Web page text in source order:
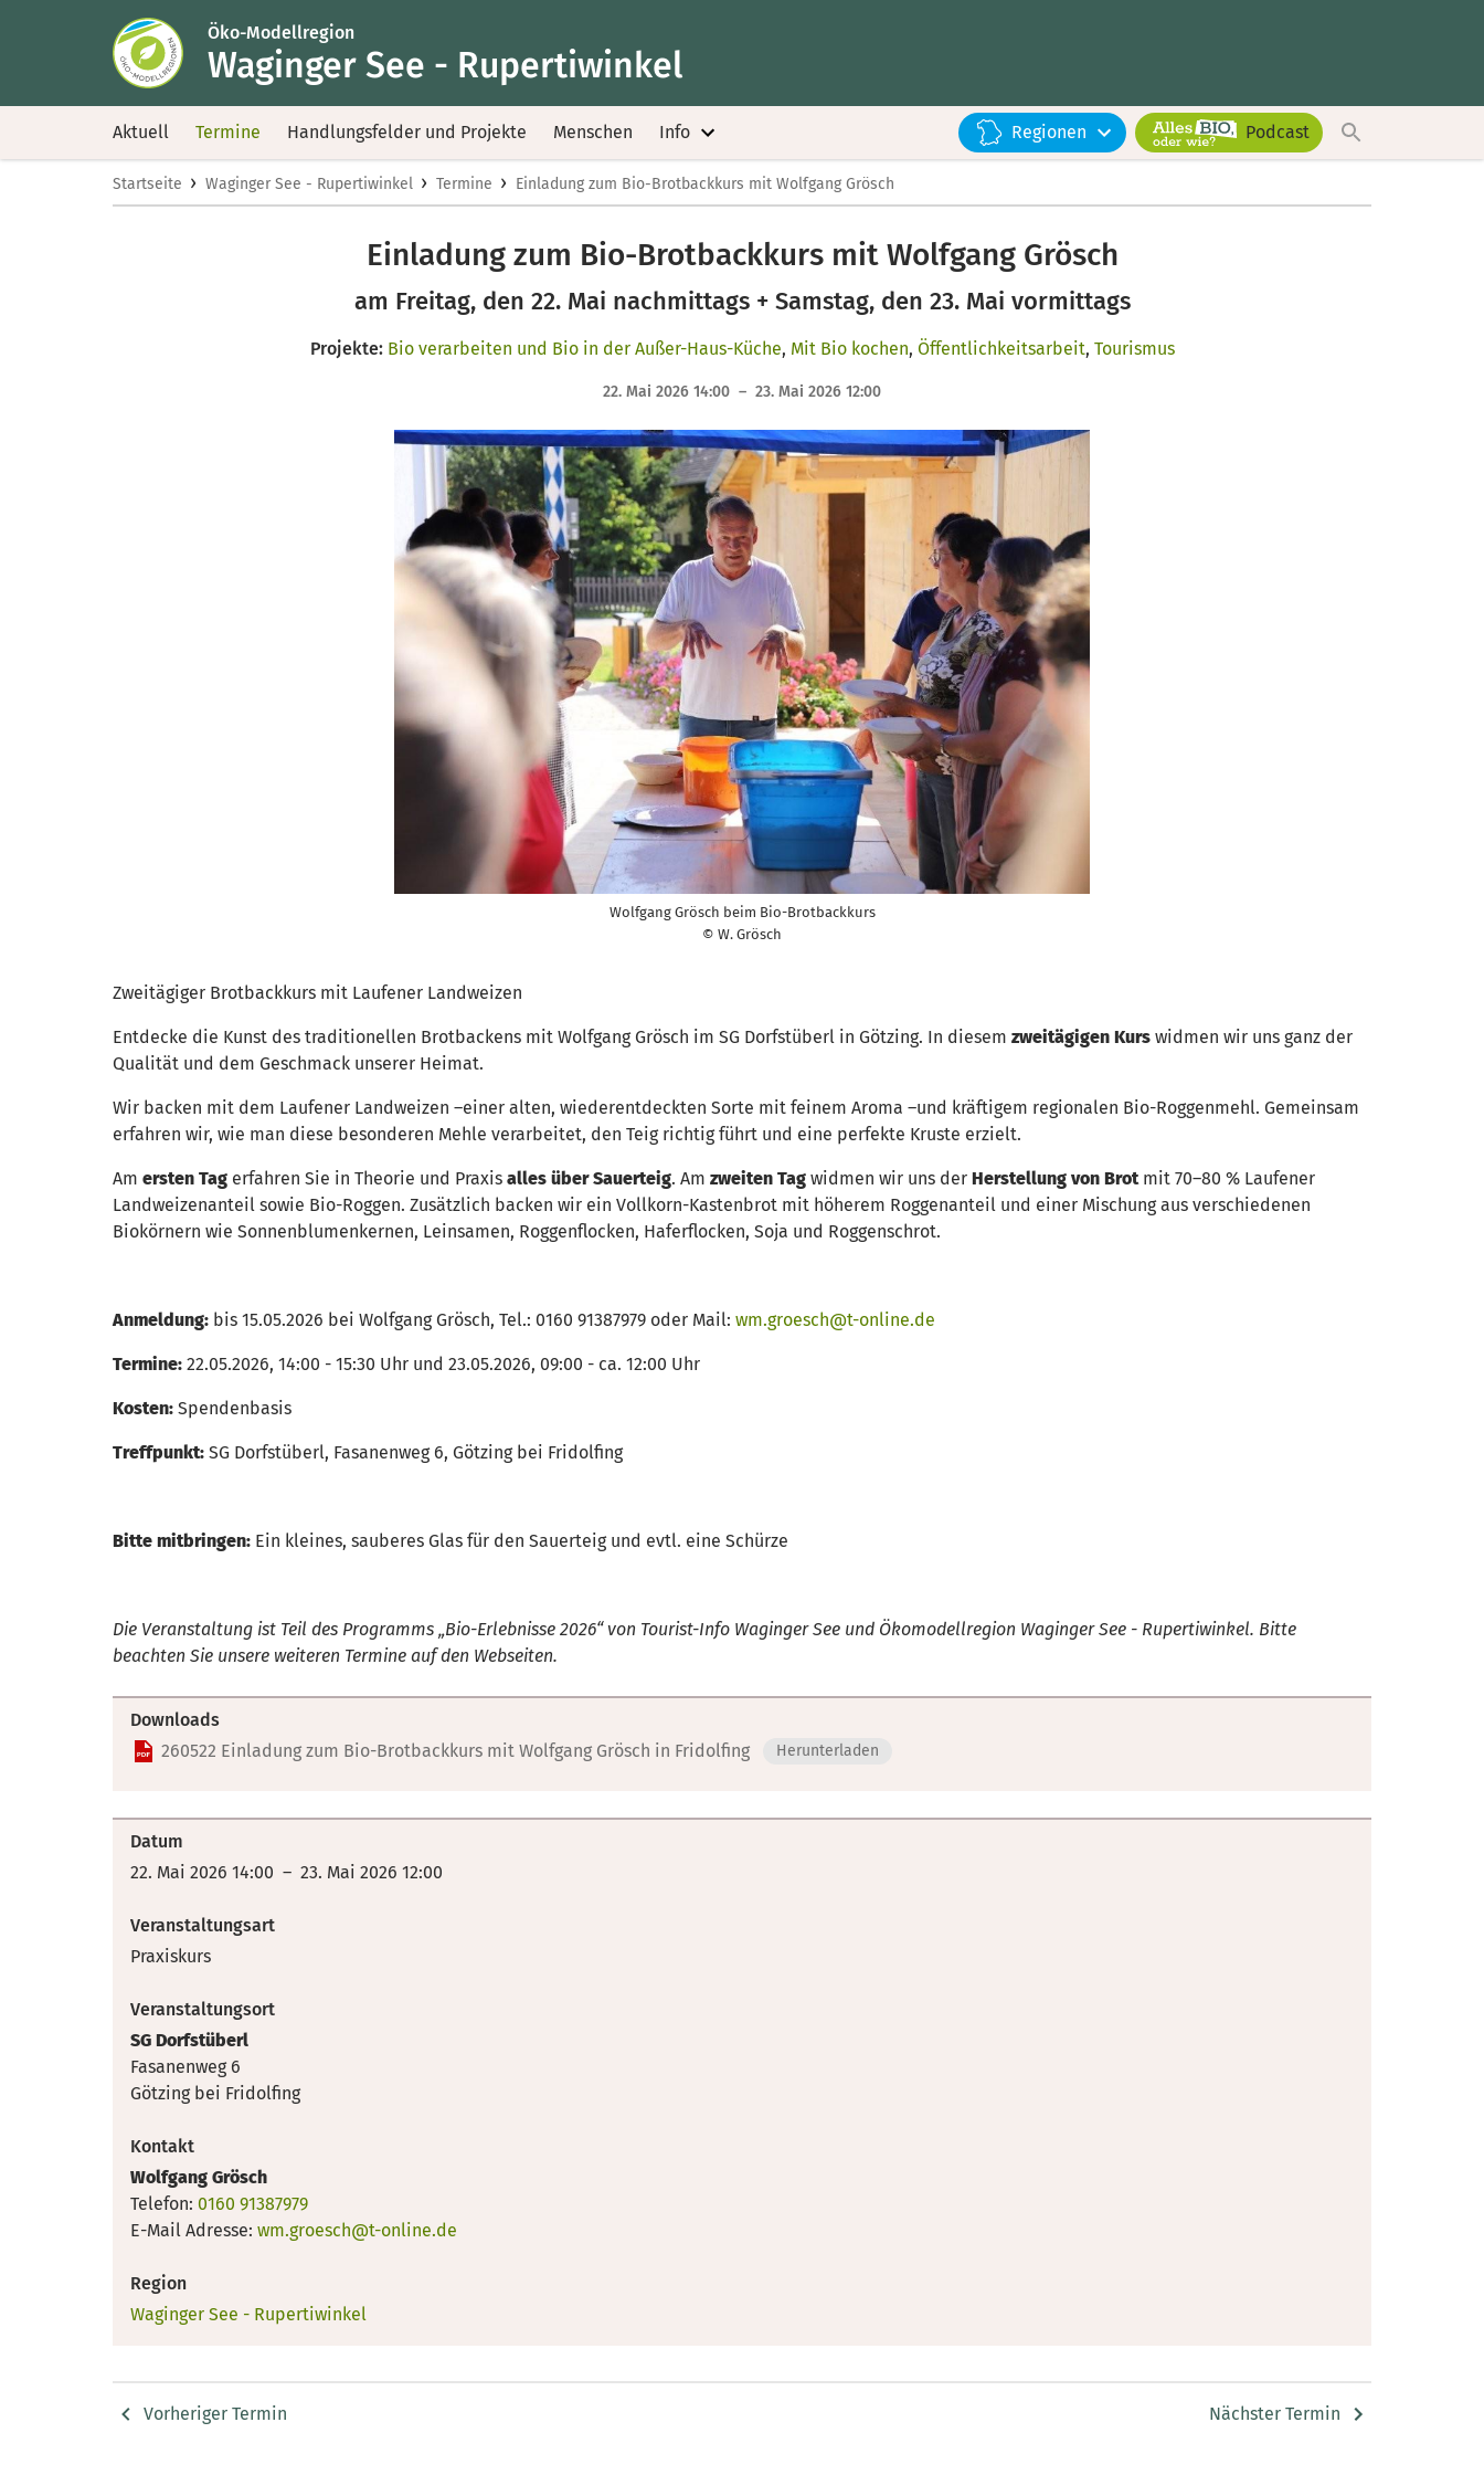
Öko-Modellregion
Waginger See - Rupertiwinkel
Aktuell Termine Handlungsfelder und Projekte Menschen Info Regionen Podcast
Startseite › Waginger See - Rupertiwinkel › Termine › Einladung zum Bio-Brotbackkurs mit Wolfgang Grösch
Einladung zum Bio-Brotbackkurs mit Wolfgang Grösch
am Freitag, den 22. Mai nachmittags + Samstag, den 23. Mai vormittags
Projekte: Bio verarbeiten und Bio in der Außer-Haus-Küche, Mit Bio kochen, Öffentlichkeitsarbeit, Tourismus
22. Mai 2026 14:00 – 23. Mai 2026 12:00
Wolfgang Grösch beim Bio-Brotbackkurs
© W. Grösch
Zweitägiger Brotbackkurs mit Laufener Landweizen
Entdecke die Kunst des traditionellen Brotbackens mit Wolfgang Grösch im SG Dorfstüberl in Götzing. In diesem zweitägigen Kurs widmen wir uns ganz der
Qualität und dem Geschmack unserer Heimat.
Wir backen mit dem Laufener Landweizen –einer alten, wiederentdeckten Sorte mit feinem Aroma –und kräftigem regionalen Bio-Roggenmehl. Gemeinsam
erfahren wir, wie man diese besonderen Mehle verarbeitet, den Teig richtig führt und eine perfekte Kruste erzielt.
Am ersten Tag erfahren Sie in Theorie und Praxis alles über Sauerteig. Am zweiten Tag widmen wir uns der Herstellung von Brotmit 70–80 % Laufener
Landweizenanteil sowie Bio-Roggen. Zusätzlich backen wir ein Vollkorn-Kastenbrot mit höherem Roggenanteil und einer Mischung aus verschiedenen
Biokörnern wie Sonnenblumenkernen, Leinsamen, Roggenflocken, Haferflocken, Soja und Roggenschrot.
Anmeldung: bis 15.05.2026 bei Wolfgang Grösch, Tel.: 0160 91387979 oder Mail: wm.groesch@t-online.de
Termine: 22.05.2026, 14:00 - 15:30 Uhr und 23.05.2026, 09:00 - ca. 12:00 Uhr
Kosten: Spendenbasis
Treffpunkt: SG Dorfstüberl, Fasanenweg 6, Götzing bei Fridolfing
Bitte mitbringen: Ein kleines, sauberes Glas für den Sauerteig und evtl. eine Schürze
Die Veranstaltung ist Teil des Programms „Bio-Erlebnisse 2026“ von Tourist-Info Waginger See und Ökomodellregion Waginger See - Rupertiwinkel. Bitte
beachten Sie unsere weiteren Termine auf den Webseiten.
Downloads
260522 Einladung zum Bio-Brotbackkurs mit Wolfgang Grösch in Fridolfing
Herunterladen
Datum
22. Mai 2026 14:00 – 23. Mai 2026 12:00
Veranstaltungsart
Praxiskurs
Veranstaltungsort
SG Dorfstüberl
Fasanenweg 6
Götzing bei Fridolfing
Kontakt
Wolfgang Grösch
Telefon: 0160 91387979
E-Mail Adresse: wm.groesch@t-online.de
Region
Waginger See - Rupertiwinkel
Vorheriger Termin Nächster Termin